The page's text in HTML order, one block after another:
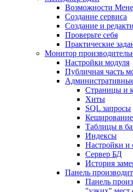
Возможности
Создание сервиса
Создание и
Проверьте себя
Практические
Монитор
Настройки модуля
Публичная часть
Страницы и
Хиты
SQL запросы
Кеширование
Таблицы в
Индексы
Настройки и
Сервер БД
История
Панель
Панель